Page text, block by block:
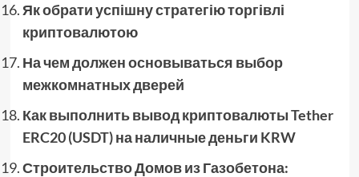
Як обрати успішну стратегію торгівлі
криптовалютою
На чем должен основываться выбор
межкомнатных дверей
Как выполнить вывод криптовалюты Tether
ERC20 (USDT) на наличные деньги KRW
Строительство Домов из Газобетона: